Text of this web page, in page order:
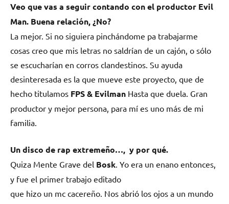
Veo que vas a seguir contando con el productor Evil
Man. Buena relación, ¿No?
La mejor. Si no siguiera pinchándome pa trabajarme
cosas creo que mis letras no saldrían de un cajón, o sólo
se escucharían en corros clandestinos. Su ayuda
desinteresada es la que mueve este proyecto, que de
hecho titulamos FPS & Evilman Hasta que duela. Gran
productor y mejor persona, para mí es uno más de mi
familia.
Un disco de rap extremeño…, y por qué.
Quiza Mente Grave del Bosk . Yo era un enano entonces,
y fue el primer trabajo editado
que hizo un mc cacereño. Nos abrió los ojos a un mundo